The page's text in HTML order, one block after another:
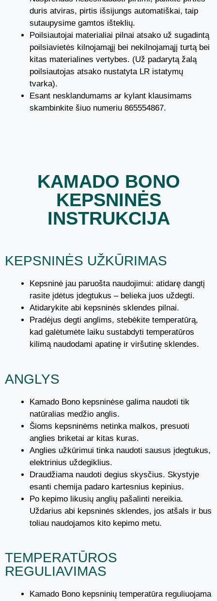
duris atviras, pirtis išsijungs automatiškai, taip
sutaupysime gamtos išteklių.
Poilsiautojai materialiai pilnai atsako už sugadintą
poilsiavietės kilnojamąjį bei nekilnojamąjį turtą bei
kitas materialines vertybes. (Už padarytą žalą
poilsiautojas atsako nustatyta LR istatymų
tvarka).
Esant nesklandumams ar kylant klausimams
skambinkite šiuo numeriu 865554867.
KAMADO BONO
KEPSNINĖS
INSTRUKCIJA
KEPSNINĖS UŽKŪRIMAS
Kepsninė jau paruošta naudojimui: atidarę dangtį
rasite įdėtus įdegtukus – belieka juos uždegti.
Atidarykite abi kepsninės sklendes pilnai.
Pradėjus degti anglims, stebėkite temperatūrą,
kad galėtumėte laiku sustabdyti temperatūros
kilimą naudodami apatinę ir viršutinę sklendes.
ANGLYS
Kamado Bono kepsninėse galima naudoti tik
natūralias medžio anglis.
Šioms kepsninėms netinka malkos, presuoti
anglies briketai ar kitas kuras.
Anglies užkūrimui tinka naudoti sausus įdegtukus,
elektrinius uždegiklius.
Draudžiama naudoti degius skysčius. Skystyje
esanti chemija padaro kartesnius kepinius.
Po kepimo likusių anglių pašalinti nereikia.
Uždarius abi kepsninės sklendes, jos atšals ir bus
toliau naudojamos kito kepimo metu.
TEMPERATŪROS
REGULIAVIMAS
Kamado Bono kepsninių temperatūra reguliuojama